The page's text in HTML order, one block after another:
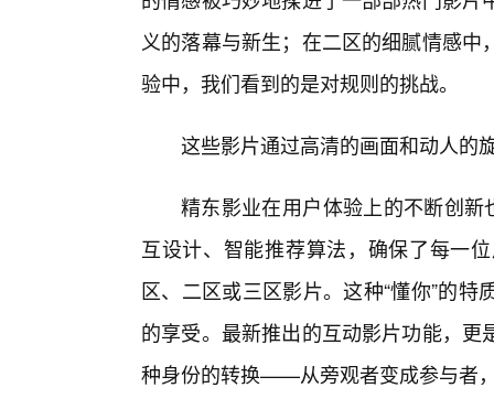
义的落幕与新生；在二区的细腻情感
验中，我们看到的是对规则的挑战。
这些影片通过高清的画面和动人的
精东影业在用户体验上的不断创新
互设计、智能推荐算法，确保了每一
区、二区或三区影片。这种“懂你”的
的享受。最新推出的互动影片功能，
种身份的转换——从旁观者变成参与者